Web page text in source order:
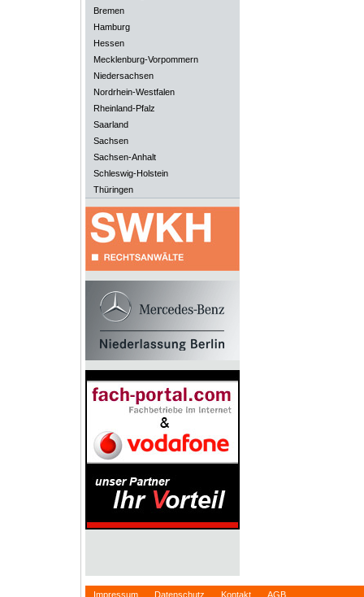
Bremen
Hamburg
Hessen
Mecklenburg-Vorpommern
Niedersachsen
Nordrhein-Westfalen
Rheinland-Pfalz
Saarland
Sachsen
Sachsen-Anhalt
Schleswig-Holstein
Thüringen
Impressum Datenschutz Kontakt AGB